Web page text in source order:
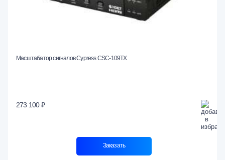
Масштабатор сигналов Cypress CSC-109TX
273 100 ₽
Заказать